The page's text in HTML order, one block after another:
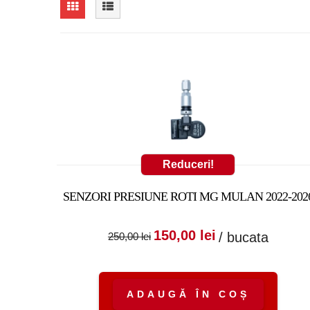
Reduceri!
SENZORI PRESIUNE ROTI MG MULAN 2022-
250,00lei
Prețul inițial a fost:
150,00 lei Prețul curent
150,00 lei.
/ bucata
ADAUGĂ ÎN COȘ